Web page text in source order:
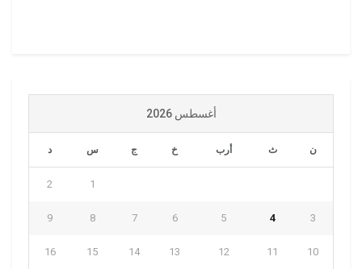
أغسطس 2026
ن ث أرب خ ج س د
1
2
3
4
5
6
7
8
9
10
11
12
13
14
15
16